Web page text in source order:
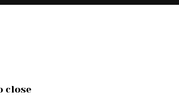
close